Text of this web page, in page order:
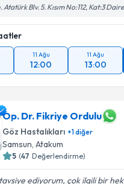
Atatürk Blv. 5. Kısım No:112, Kat:3
11 Ağu
12:00
11 Ağu
13:00
Op. Dr. Fikriye Ordulu
Göz Hastalıkları +1diğer
Samsun, Atakum
5 (47 Değerlendirme)
ediyorum, çok ilgili bir